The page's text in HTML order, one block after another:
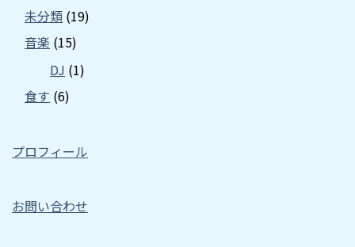
未分類 (19)
音楽 (15)
DJ (1)
食す (6)
プロフィール
お問い合わせ